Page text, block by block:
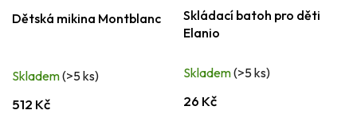
Dětská mikina Montblanc
Skladem(>5 ks)
512 Kč
Skládací batoh pro děti
Elanio
Skladem(>5 ks)
26 Kč